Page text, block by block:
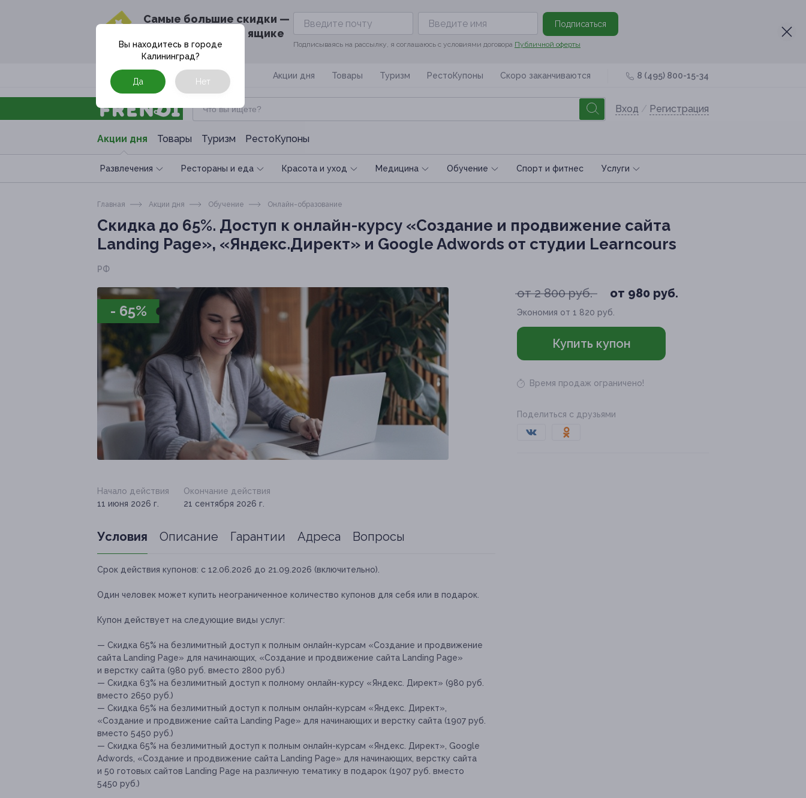
Cамые большие скидки —
в твоём почтовом ящике
Подписаться
Подписываясь на рассылку, я соглашаюсь с условиями договора Публичной оферты
Москва Акции дня Товары Туризм РестоКупоны Скоро заканчиваются 8 (495) 800-15-34
Вход / Регистрация
Акции дня Товары Туризм РестоКупоны
Развлечения Рестораны и еда Красота и уход Медицина Обучение Спoрт и фитнес Услуги
Вы находитесь в городе
Калининград?
Да Нет
Главная Акции дня Обучение Онлайн-образование
Скидка до 65%. Доступ к онлайн-курсу «Создание и продвижение сайта
Landing Page», «Яндекс.Директ» и Google Adwords от студии Learncours
РФ
- 65%
от 2 800 руб. от 980 руб.
Экономия от 1 820 руб.
Купить купон
Время продаж ограничено!
Поделиться с друзьями
Начало действия
11 июня 2026 г.
Окончание действия
21 сентября 2026 г.
Условия Описание Гарантии Адреса Вопросы
Срок действия купонов: с 12.06.2026 до 21.09.2026 (включительно).
Один человек может купить неограниченное количество купонов для себя или в подарок.
Купон действует на следующие виды услуг:
— Скидка 65% на безлимитный доступ к полным онлайн-курсам «Создание и продвижение
сайта Landing Page» для начинающих, «Создание и продвижение сайта Landing Page»
и верстку сайта (980 руб. вместо 2800 руб.)
— Скидка 63% на безлимитный доступ к полному онлайн-курсу «Яндекс. Директ» (980 руб.
вместо 2650 руб.)
— Скидка 65% на безлимитный доступ к полным онлайн-курсам «Яндекс. Директ»,
«Создание и продвижение сайта Landing Page» для начинающих и верстку сайта (1907 руб.
вместо 5450 руб.)
— Скидка 65% на безлимитный доступ к полным онлайн-курсам «Яндекс. Директ», Google
Adwords, «Создание и продвижение сайта Landing Page» для начинающих, верстку сайта
и 50 готовых сайтов Landing Page на различную тематику в подарок (1907 руб. вместо
5450 руб.)